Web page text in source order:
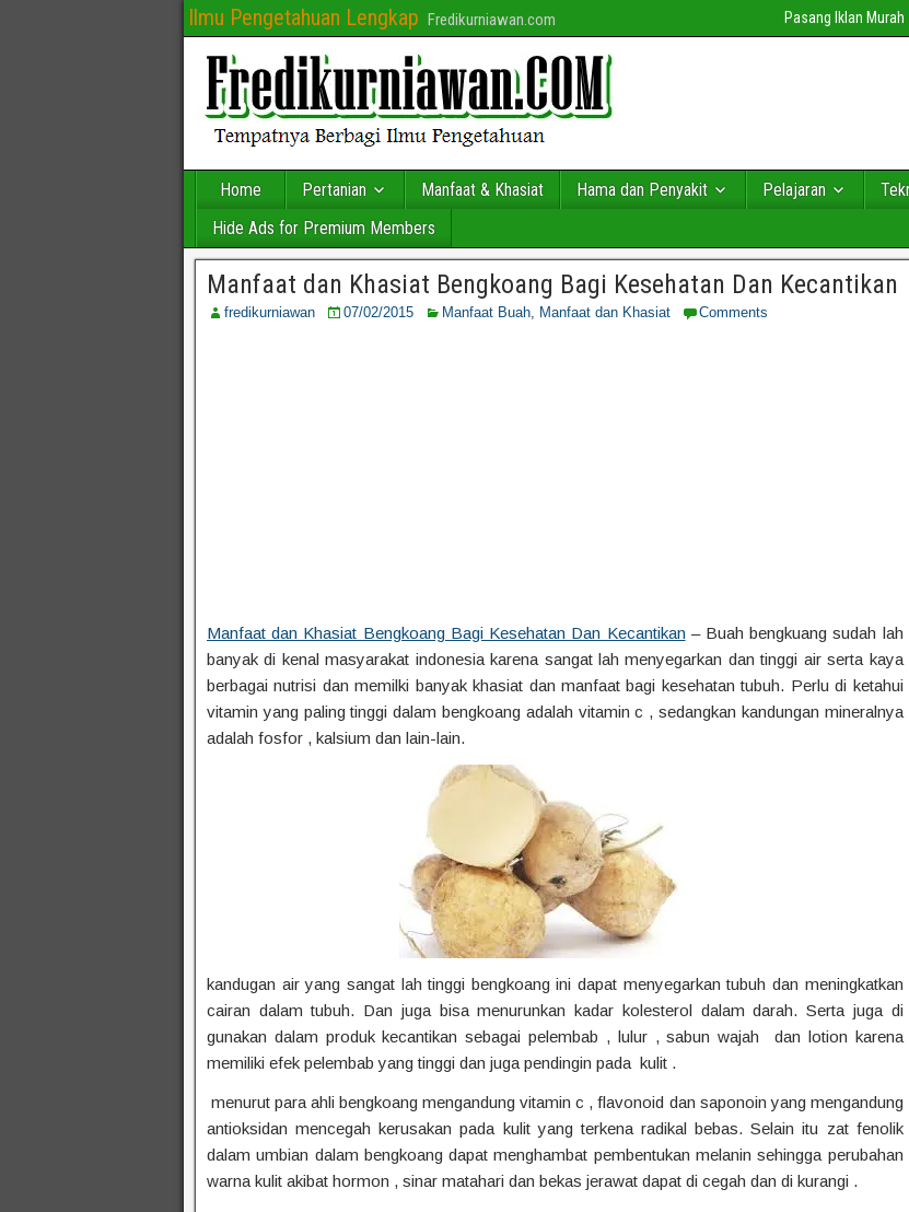
Ilmu Pengetahuan Lengkap Fredikurniawan.com Pasang Iklan Murah
Home Pertanian Manfaat & Khasiat Hama dan Penyakit Pelajaran
Hide Ads for Premium Members
Manfaat dan Khasiat Bengkoang Bagi Kesehatan Dan Kecantikan
fredikurniawan 07/02/2015 Manfaat Buah, Manfaat dan Khasiat Comments
Manfaat dan Khasiat Bengkoang Bagi Kesehatan Dan Kecantikan – Buah bengkuang sudah lah
banyak di kenal masyarakat indonesia karena sangat lah menyegarkan dan tinggi air serta kaya
berbagai nutrisi dan memilki banyak khasiat dan manfaat bagi kesehatan tubuh. Perlu di ketahui
vitamin yang paling tinggi dalam bengkoang adalah vitamin c , sedangkan kandungan mineralnya
adalah fosfor , kalsium dan lain-lain.
kandugan air yang sangat lah tinggi bengkoang ini dapat menyegarkan tubuh dan meningkatkan
cairan dalam tubuh. Dan juga bisa menurunkan kadar kolesterol dalam darah. Serta juga di
gunakan dalam produk kecantikan sebagai pelembab , lulur , sabun wajah dan lotion karena
memiliki efek pelembab yang tinggi dan juga pendingin pada kulit .
menurut para ahli bengkoang mengandung vitamin c , flavonoid dan saponoin yang mengandung
antioksidan mencegah kerusakan pada kulit yang terkena radikal bebas. Selain itu zat fenolik
dalam umbian dalam bengkoang dapat menghambat pembentukan melanin sehingga perubahan
warna kulit akibat hormon , sinar matahari dan bekas jerawat dapat di cegah dan di kurangi .